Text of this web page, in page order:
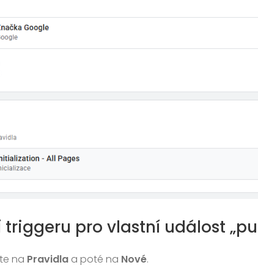
triggeru pro vlastní událost
na Pravidla a poté na Nové.